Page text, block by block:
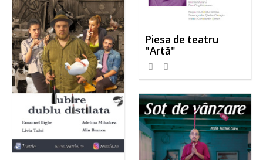
Piesa de teatru
"Artă"